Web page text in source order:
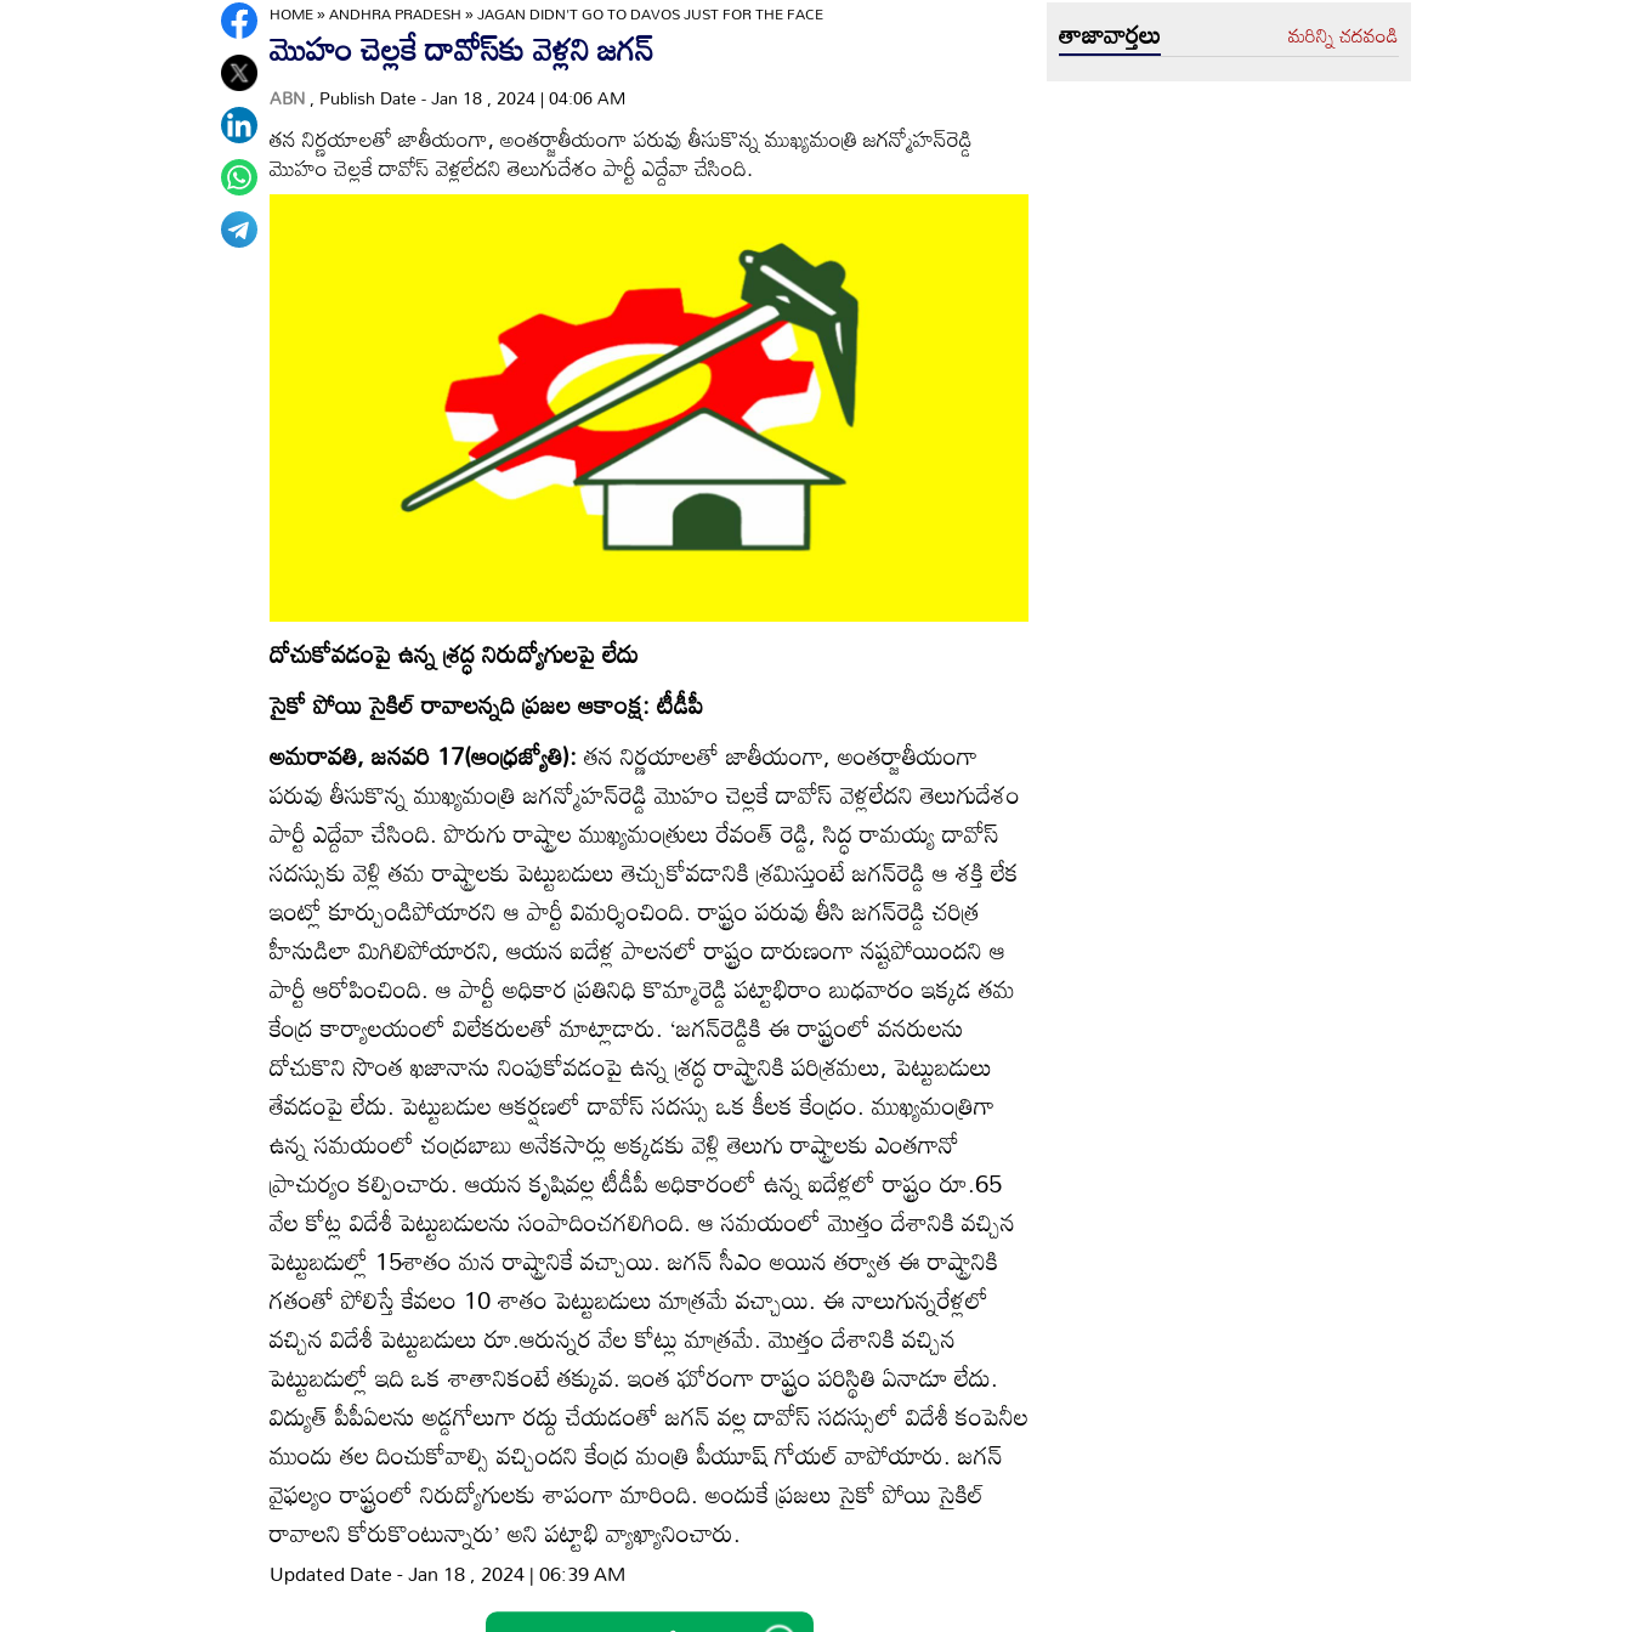
HOME»ANDHRA PRADESH»JAGAN DIDN'T GO TO DAVOS JUST FOR THE FACE
మొహం చెల్లకే దావోస్‏కు వెళ్లని జగన్‌
ABN, Publish Date - Jan 18 , 2024 | 04:06 AM
తన నిర్ణయాలతో జాతీయంగా, అంతర్జాతీయంగా పరువు తీసుకొన్న ముఖ్యమంత్రి జగన్మోహన్‌రెడ్డి
మొహం చెల్లకే దావోస్‌ వెళ్లలేదని తెలుగుదేశం పార్టీ ఎద్దేవా చేసింది.
దోచుకోవడంపై ఉన్న శ్రద్ధ నిరుద్యోగులపై లేదు
సైకో పోయి సైకిల్‌ రావాలన్నది ప్రజల ఆకాంక్ష: టీడీపీ
అమరావతి, జనవరి 17(ఆంధ్రజ్యోతి):తన నిర్ణయాలతో జాతీయంగా, అంతర్జాతీయంగా
పరువు తీసుకొన్న ముఖ్యమంత్రి జగన్మోహన్‌రెడ్డి మొహం చెల్లకే దావోస్‌ వెళ్లలేదని తెలుగుదేశం
పార్టీ ఎద్దేవా చేసింది. పొరుగు రాష్ట్రాల ముఖ్యమంత్రులు రేవంత్‌ రెడ్డి, సిద్ధ రామయ్య దావోస్‌
సదస్సుకు వెళ్లి తమ రాష్ట్రాలకు పెట్టుబడులు తెచ్చుకోవడానికి శ్రమిస్తుంటే జగన్‌రెడ్డి ఆ శక్తి లేక
ఇంట్లో కూర్చుండిపోయారని ఆ పార్టీ విమర్శించింది. రాష్ట్రం పరువు తీసి జగన్‌రెడ్డి చరిత్ర
హీనుడిలా మిగిలిపోయారని, ఆయన ఐదేళ్ల పాలనలో రాష్ట్రం దారుణంగా నష్టపోయిందని ఆ
పార్టీ ఆరోపించింది. ఆ పార్టీ అధికార ప్రతినిధి కొమ్మారెడ్డి పట్టాభిరాం బుధవారం ఇక్కడ తమ
కేంద్ర కార్యాలయంలో విలేకరులతో మాట్లాడారు. ‘జగన్‌రెడ్డికి ఈ రాష్ట్రంలో వనరులను
దోచుకొని సొంత ఖజానాను నింపుకోవడంపై ఉన్న శ్రద్ధ రాష్ట్రానికి పరిశ్రమలు, పెట్టుబడులు
తేవడంపై లేదు. పెట్టుబడుల ఆకర్షణలో దావోస్‌ సదస్సు ఒక కీలక కేంద్రం. ముఖ్యమంత్రిగా
ఉన్న సమయంలో చంద్రబాబు అనేకసార్లు అక్కడకు వెళ్లి తెలుగు రాష్ట్రాలకు ఎంతగానో
ప్రాచుర్యం కల్పించారు. ఆయన కృషివల్ల టీడీపీ అధికారంలో ఉన్న ఐదేళ్లలో రాష్ట్రం రూ.65
వేల కోట్ల విదేశీ పెట్టుబడులను సంపాదించగలిగింది. ఆ సమయంలో మొత్తం దేశానికి వచ్చిన
పెట్టుబడుల్లో 15శాతం మన రాష్ట్రానికే వచ్చాయి. జగన్‌ సీఎం అయిన తర్వాత ఈ రాష్ట్రానికి
గతంతో పోలిస్తే కేవలం 10 శాతం పెట్టుబడులు మాత్రమే వచ్చాయి. ఈ నాలుగున్నరేళ్లలో
వచ్చిన విదేశీ పెట్టుబడులు రూ.ఆరున్నర వేల కోట్లు మాత్రమే. మొత్తం దేశానికి వచ్చిన
పెట్టుబడుల్లో ఇది ఒక శాతానికంటే తక్కువ. ఇంత ఘోరంగా రాష్ట్రం పరిస్థితి ఏనాడూ లేదు.
విద్యుత్‌ పీపీఏలను అడ్డగోలుగా రద్దు చేయడంతో జగన్‌ వల్ల దావోస్‌ సదస్సులో విదేశీ కంపెనీల
ముందు తల దించుకోవాల్సి వచ్చిందని కేంద్ర మంత్రి పీయూష్‌ గోయల్‌ వాపోయారు. జగన్‌
వైఫల్యం రాష్ట్రంలో నిరుద్యోగులకు శాపంగా మారింది. అందుకే ప్రజలు సైకో పోయి సైకిల్‌
రావాలని కోరుకొంటున్నారు’ అని పట్టాభి వ్యాఖ్యానించారు.
Updated Date - Jan 18 , 2024 | 06:39 AM
తాజావార్తలు మరిన్ని చదవండి